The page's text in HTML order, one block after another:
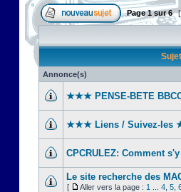
Page1sur6 [
Annonce(s)
★★★ PENSE-BETE
★★★ Liens / Suivez-
CPCRULEZ: Comment
Le site recherche des
[ Aller vers la page : 1 4 5